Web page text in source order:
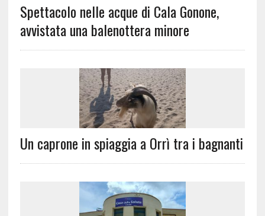
Spettacolo nelle acque di Cala Gonone,
avvistata una balenottera minore
Un caprone in spiaggia a Orrì tra i bagnanti